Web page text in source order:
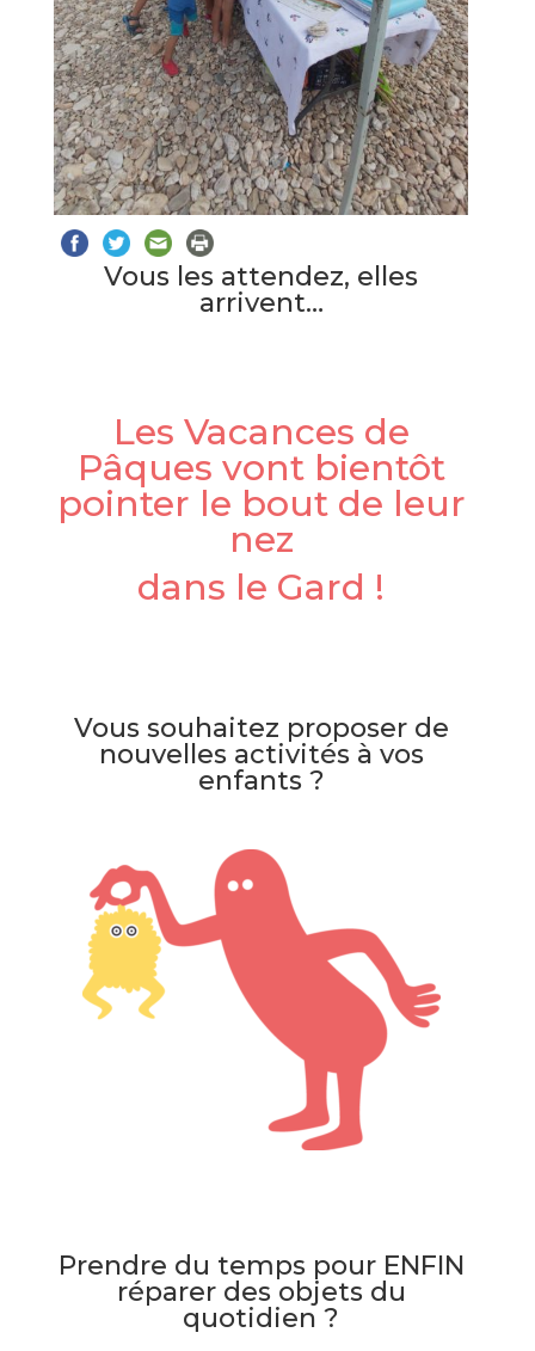
Vous les attendez, elles
arrivent…
Les Vacances de
Pâques vont bientôt
pointer le bout de leur
nez
dans le Gard !
Vous souhaitez proposer de
nouvelles activités à vos
enfants ?
Prendre du temps pour ENFIN
réparer des objets du
quotidien ?